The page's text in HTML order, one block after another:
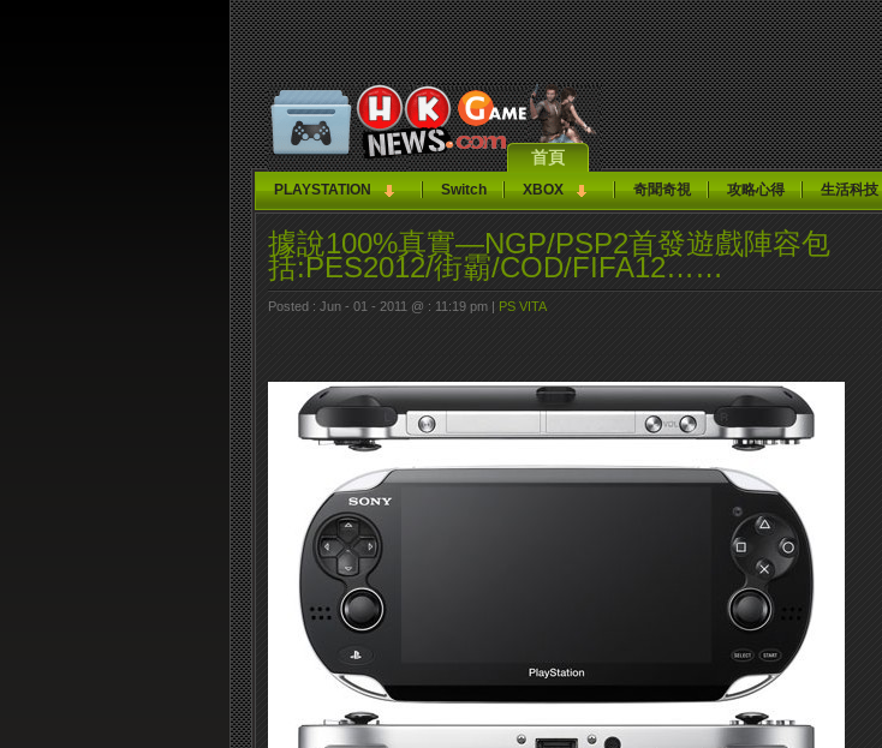
首頁
PLAYSTATION Switch XBOX 奇聞奇視 攻略心得 生活科技
據說100%真實—NGP/PSP2首發遊戲陣容包
括:PES2012/街霸/COD/FIFA12……
Posted : Jun - 01 - 2011 @ : 11:19 pm | PS VITA